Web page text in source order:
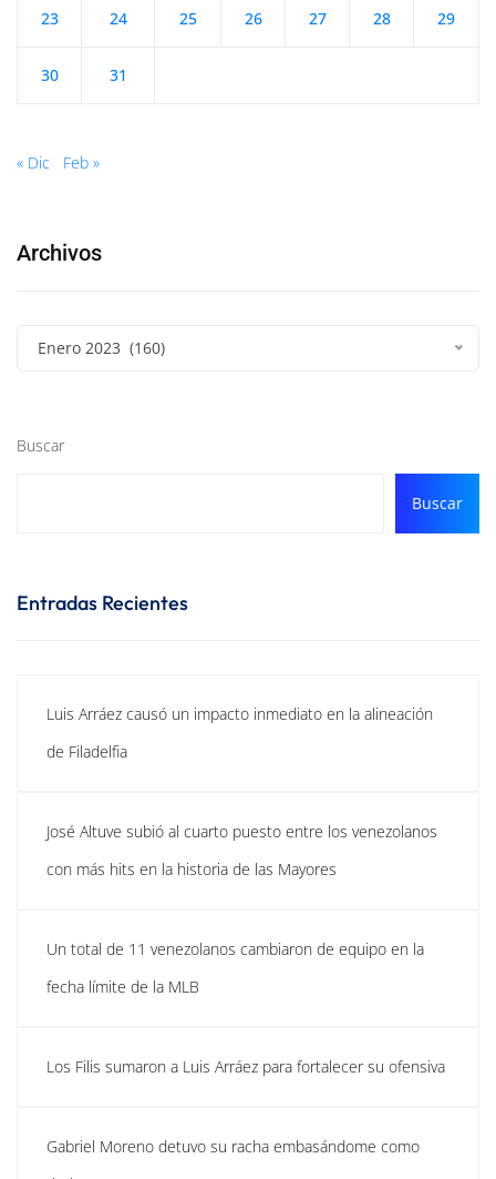
23 24 25 26 27 28 29
30 31
« Dic Feb »
Archivos
Enero 2023 (160)
Buscar
Buscar
Entradas Recientes
Luis Arráez causó un impacto inmediato en la alineación
de Filadelfia
José Altuve subió al cuarto puesto entre los venezolanos
con más hits en la historia de las Mayores
Un total de 11 venezolanos cambiaron de equipo en la
fecha límite de la MLB
Los Filis sumaron a Luis Arráez para fortalecer su ofensiva
Gabriel Moreno detuvo su racha embasándome como